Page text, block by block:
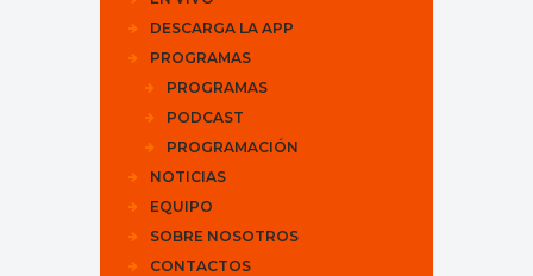
DESCARGA LA APP
PROGRAMAS
PROGRAMAS
PODCAST
PROGRAMACIÓN
NOTICIAS
EQUIPO
SOBRE NOSOTROS
CONTACTOS